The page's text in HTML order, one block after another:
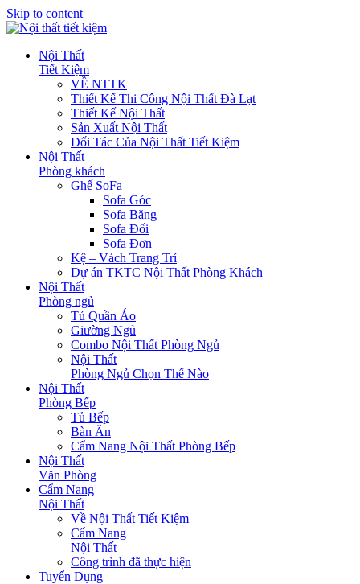
Skip to content
Nội Thất
Tiết Kiệm
VỀ NTTK
Thiết Kế Thi Công Nội Thất Đà Lạt
Thiết Kế Nội Thất
Sản Xuất Nội Thất
Đối Tác Của Nội Thất Tiết Kiệm
Nội Thất
Phòng khách
Ghế SoFa
Sofa Góc
Sofa Băng
Sofa Đối
Sofa Đơn
Kệ – Vách Trang Trí
Dự án TKTC Nội Thất Phòng Khách
Nội Thất
Phòng ngủ
Tủ Quần Áo
Giường Ngủ
Combo Nội Thất Phòng Ngủ
Nội Thất
Phòng Ngủ Chọn Thế Nào
Nội Thất
Phòng Bếp
Tủ Bếp
Bàn Ăn
Cẩm Nang Nội Thất Phòng Bếp
Nội Thất
Văn Phòng
Cẩm Nang
Nội Thất
Về Nội Thất Tiết Kiệm
Cẩm Nang
Nội Thất
Công trình đã thực hiện
Tuyển Dụng